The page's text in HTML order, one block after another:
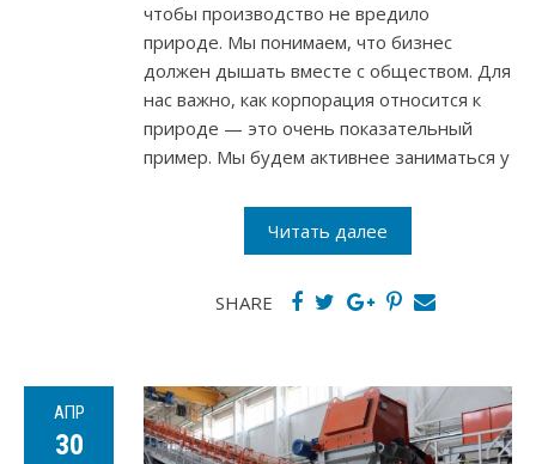
чтобы производство не вредило
природе. Мы понимаем, что бизнес
должен дышать вместе с обществом. Для
нас важно, как корпорация относится к
природе — это очень показательный
пример. Мы будем активнее заниматься у
Читать далее
SHARE
АПР
30